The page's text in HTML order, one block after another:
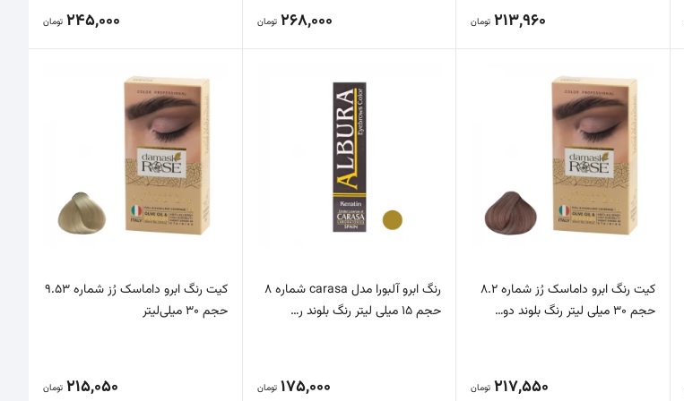
213,960 تومان 268,000 تومان 245,000 تومان
کیت رنگ ابرو داماسک رُز شماره 8.2
حجم 30 میلی لیتر رنگ بلوند دو…
217,550 تومان
رنگ ابرو آلبورا مدل carasa شماره 8
حجم 15 میلی لیتر رنگ بلوند ر…
175,000 تومان
کیت رنگ ابرو داماسک رُز شماره 9.53
حجم 30 میلی‌لیتر
215,050 تومان